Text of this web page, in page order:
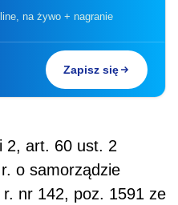
na żywo + nagranie
Zapisz się
2, art. 60 ust. 2
o samorządzie
nr 142, poz. 1591 ze